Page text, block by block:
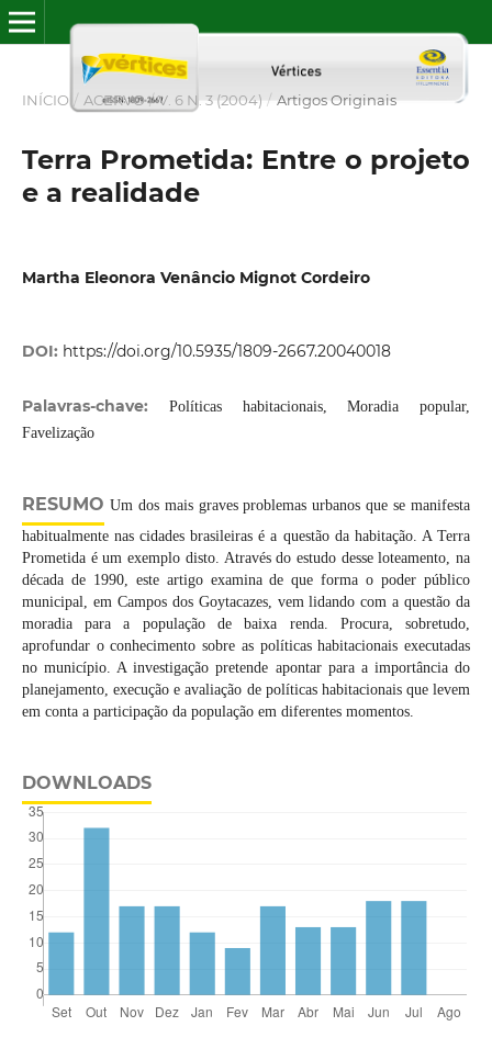
INÍCIO / ACERVO / V. 6 N. 3 (2004) / Artigos Originais
Terra Prometida: Entre o projeto
e a realidade
Martha Eleonora Venâncio Mignot Cordeiro
DOI: https://doi.org/10.5935/1809-2667.20040018
Palavras-chave:
Políticas habitacionais, Moradia popular,
Favelização
RESUMO Um dos mais graves problemas urbanos que se manifesta
habitualmente nas cidades brasileiras é a questão da habitação. A Terra
Prometida é um exemplo disto. Através do estudo desse loteamento, na
década de 1990, este artigo examina de que forma o poder público
municipal, em Campos dos Goytacazes, vem lidando com a questão da
moradia para a população de baixa renda. Procura, sobretudo,
aprofundar o conhecimento sobre as políticas habitacionais executadas
no município. A investigação pretende apontar para a importância do
planejamento, execução e avaliação de políticas habitacionais que levem
em conta a participação da população em diferentes momentos.
DOWNLOADS